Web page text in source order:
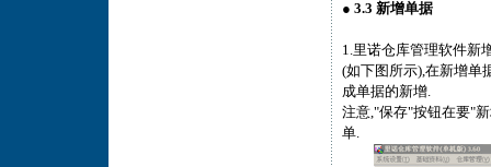
● 3.3 新增单据
1.里诺仓库管理软件新
(如下图所示),在新增单
成单据的新增.
注意,"保存"按钮在要"
单.